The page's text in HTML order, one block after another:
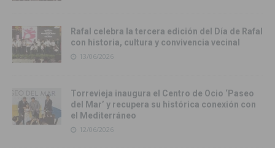
Rafal celebra la tercera edición del Día de Rafal
con historia, cultura y convivencia vecinal
13/06/2026
Torrevieja inaugura el Centro de Ocio ‘Paseo
del Mar’ y recupera su histórica conexión con
el Mediterráneo
12/06/2026